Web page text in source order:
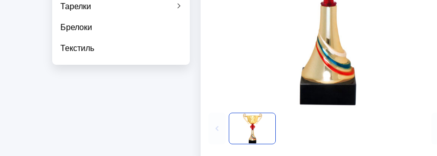
Тарелки
Брелоки
Текстиль